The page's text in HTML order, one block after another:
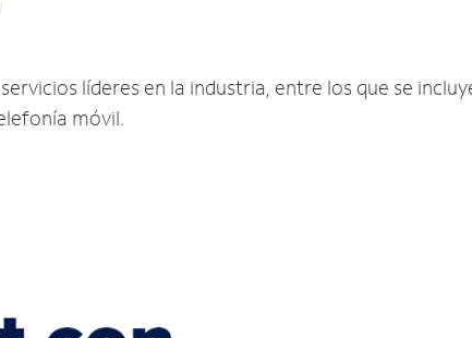
líderes en la industria, entre los que se
móvil.